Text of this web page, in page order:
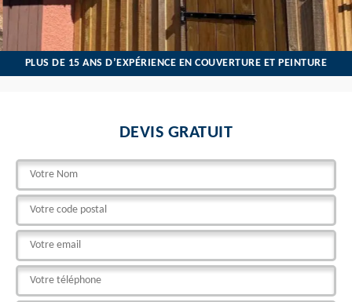
PLUS DE 15 ANS D’EXPÉRIENCE EN COUVERTURE ET PEINTURE
DEVIS GRATUIT